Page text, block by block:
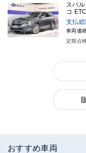
スバ
コ
支払総
車両価
定期点
おすすめ車両